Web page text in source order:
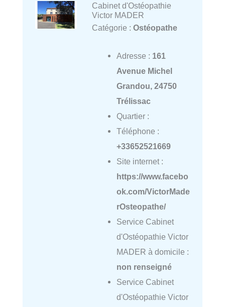
Cabinet d'Ostéopathie
Victor MADER
Catégorie : Ostéopathe
Adresse : 161
Avenue Michel
Grandou, 24750
Trélissac
Quartier :
Téléphone :
+33652521669
Site internet :
https://www.facebo
ok.com/VictorMade
rOsteopathe/
Service Cabinet
d'Ostéopathie Victor
MADER à domicile :
non renseigné
Service Cabinet
d'Ostéopathie Victor